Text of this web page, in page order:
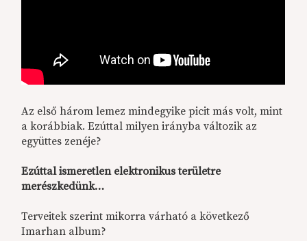
Az első három lemez mindegyike picit más volt, mint
a korábbiak. Ezúttal milyen irányba változik az
együttes zenéje?
Ezúttal ismeretlen elektronikus területre
merészkedünk…
Terveitek szerint mikorra várható a következő
Imarhan album?